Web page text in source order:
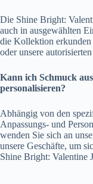
Die Shine Bright:
auch in ausgewählten
die Kollektion erkunden
oder unsere
Kann ich Schmuck
personalisieren?
Abhängig von den
Anpassungs- und
wenden Sie sich an
unsere Geschäfte, um
Shine Bright: Valentine